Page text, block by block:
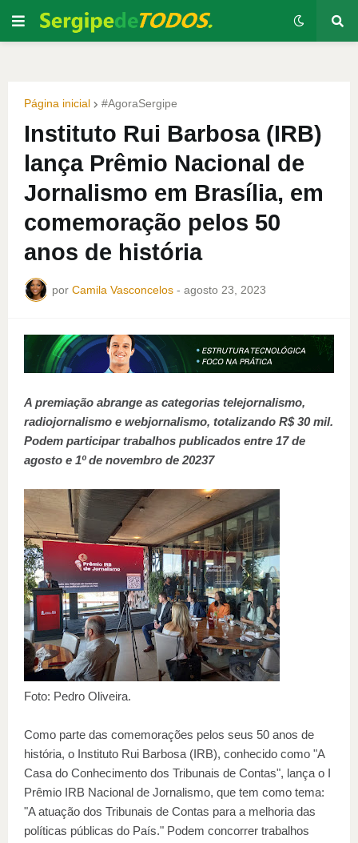
Página inicial #AgoraSergipe
Instituto Rui Barbosa (IRB)
lança Prêmio Nacional de
Jornalismo em Brasília, em
comemoração pelos 50
anos de história
por Camila Vasconcelos - agosto 23, 2023
A premiação abrange as categorias telejornalismo,
radiojornalismo e webjornalismo, totalizando R$ 30 mil.
Podem participar trabalhos publicados entre 17 de
agosto e 1º de novembro de 20237
Foto: Pedro Oliveira.
Como parte das comemorações pelos seus 50 anos de
história, o Instituto Rui Barbosa (IRB), conhecido como "A
Casa do Conhecimento dos Tribunais de Contas", lança o I
Prêmio IRB Nacional de Jornalismo, que tem como tema:
"A atuação dos Tribunais de Contas para a melhoria das
políticas públicas do País." Podem concorrer trabalhos